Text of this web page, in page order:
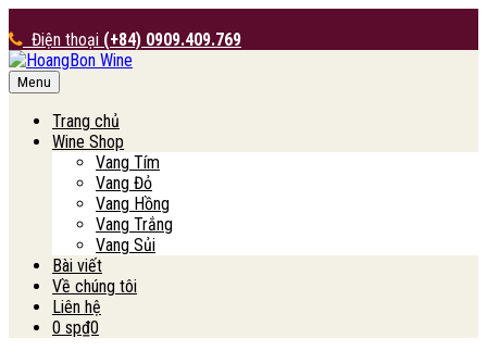
Điện thoại (+84) 0909.409.769
HoangBon Wine
Menu
Trang chủ
Wine Shop
Vang Tím
Vang Đỏ
Vang Hồng
Vang Trắng
Vang Sủi
Bài viết
Về chúng tôi
Liên hệ
0 sp₫0